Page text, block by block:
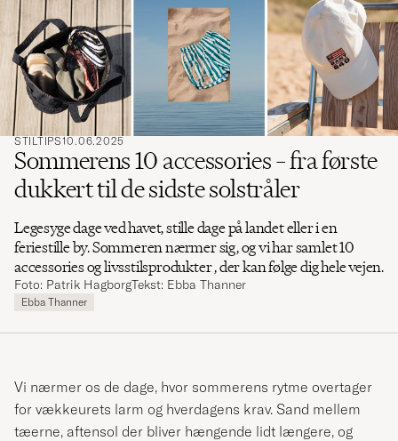
søge
efter
STILTIPS10.06.2025
Sommerens 10 accessories – fra første
dukkert til de sidste solstråler
Legesyge dage ved havet, stille dage på landet eller i en
feriestille by. Sommeren nærmer sig, og vi har samlet 10
accessories og livsstilsprodukter , der kan følge dig hele vejen.
Foto: Patrik HagborgTekst: Ebba Thanner
Ebba Thanner
Vi nærmer os de dage, hvor sommerens rytme overtager
for vækkeurets larm og hverdagens krav. Sand mellem
tæerne, aftensol der bliver hængende lidt længere, og